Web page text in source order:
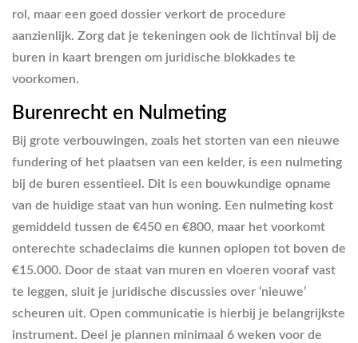
rol, maar een goed dossier verkort de procedure
aanzienlijk. Zorg dat je tekeningen ook de lichtinval bij de
buren in kaart brengen om juridische blokkades te
voorkomen.
Burenrecht en Nulmeting
Bij grote verbouwingen, zoals het storten van een nieuwe
fundering of het plaatsen van een kelder, is een nulmeting
bij de buren essentieel. Dit is een bouwkundige opname
van de huidige staat van hun woning. Een nulmeting kost
gemiddeld tussen de €450 en €800, maar het voorkomt
onterechte schadeclaims die kunnen oplopen tot boven de
€15.000. Door de staat van muren en vloeren vooraf vast
te leggen, sluit je juridische discussies over ‘nieuwe’
scheuren uit. Open communicatie is hierbij je belangrijkste
instrument. Deel je plannen minimaal 6 weken voor de